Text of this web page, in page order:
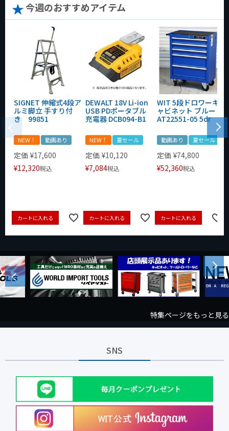
今週のおすすめアイテム
SIGNET 伸縮式4段ア
ルミ脚立 手すり付
き 99851
NEW！ 動画あり
定価 ¥17,600
¥12,320税込
カートに入れる
DEWALT 18V Li-ion
USB PDポータブル
充電器 DCB094-B1
NEW！ 夏セール
定価 ¥10,120
¥7,084税込
カートに入れる
WIT 5段ドロワーキ
ャビネット ブルー
AT22551-05 5dr
動画あり 夏セール
定価 ¥74,800
¥52,360税込
カートに入れる
Previous
Next
特集ページをもっと見る
SNS